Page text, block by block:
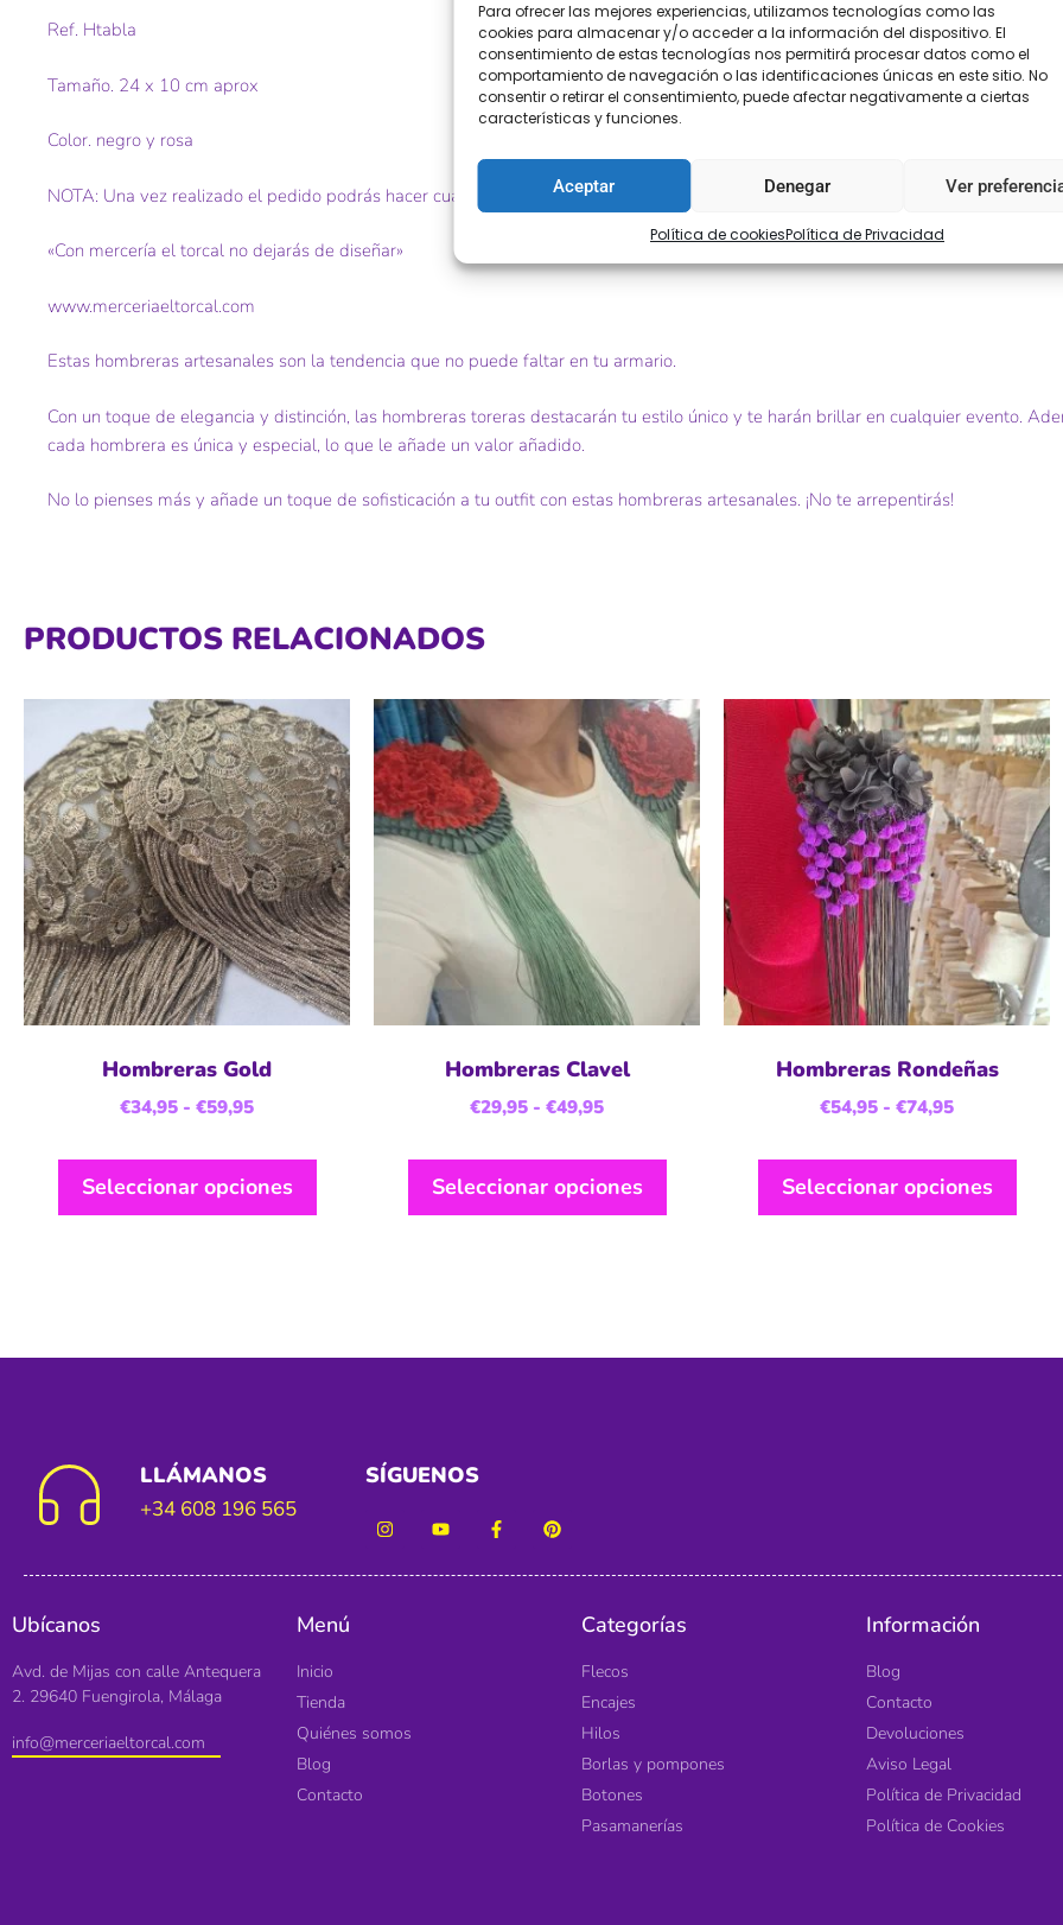
Para ofrecer las mejores experiencias, utilizamos tecnologías como las
cookies para almacenar y/o acceder a la información del dispositivo. El
consentimiento de estas tecnologías nos permitirá procesar datos como el
comportamiento de navegación o las identificaciones únicas en este sitio. No
consentir o retirar el consentimiento, puede afectar negativamente a ciertas
características y funciones.
Aceptar Denegar Ver
Política de cookiesPolítica de Privacidad
Ref. Htabla
Tamaño. 24 x 10 cm aprox
Color. negro y rosa
NOTA: Una vez realizado el pedido podrás hacer cualquier combinación de colores ( al teléfono 682423294 )
«Con mercería el torcal no dejarás de diseñar»
www.merceriaeltorcal.com
Estas hombreras artesanales son la tendencia que no puede faltar en tu armario.
Con un toque de elegancia y distinción, las hombreras toreras destacarán tu estilo único y te harán brillar en cualquier evento.
cada hombrera es única y especial, lo que le añade un valor añadido.
No lo pienses más y añade un toque de sofisticación a tu outfit con estas hombreras artesanales. ¡No te arrepentirás!
PRODUCTOS RELACIONADOS
Hombreras Gold
€34,95 - €59,95
Seleccionar opciones
Hombreras Clavel
€29,95 - €49,95
Seleccionar opciones
Hombreras Rondeñas
€54,95 - €74,95
Seleccionar opciones
LLÁMANOS
+34 608 196 565
SÍGUENOS
Ubícanos
Avd. de Mijas con calle Antequera
2. 29640 Fuengirola, Málaga
info@merceriaeltorcal.com
Menú
Inicio
Tienda
Quiénes somos
Blog
Contacto
Categorías
Flecos
Encajes
Hilos
Borlas y pompones
Botones
Pasamanerías
Información
Blog
Contacto
Devoluciones
Aviso Legal
Política de Privacidad
Política de Cookies